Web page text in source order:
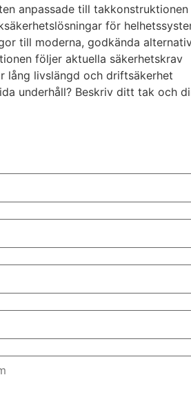
anpassade till takkonstruktionen
för
till moderna, godkända
följer aktuella säkerhetskrav
lång livslängd och driftsäkerhet
underhåll? Beskriv ditt tak